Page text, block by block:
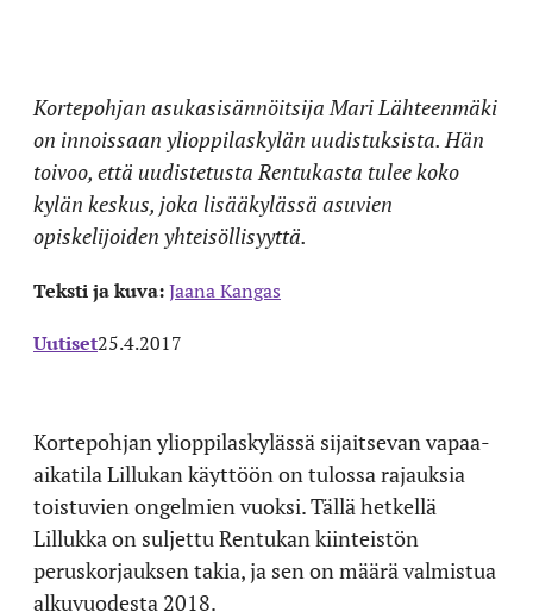
Kortepohjan asukasisännöitsija Mari Lähteenmäki
on innoissaan ylioppilaskylän uudistuksista. Hän
toivoo, että uudistetusta Rentukasta tulee koko
kylän keskus, joka lisääkylässä asuvien
opiskelijoiden yhteisöllisyyttä.
Teksti ja kuva:Jaana Kangas
Uutiset25.4.2017
Kortepohjan ylioppilaskylässä sijaitsevan vapaa-
aikatila Lillukan käyttöön on tulossa rajauksia
toistuvien ongelmien vuoksi. Tällä hetkellä
Lillukka on suljettu Rentukan kiinteistön
peruskorjauksen takia, ja sen on määrä valmistua
alkuvuodesta 2018.